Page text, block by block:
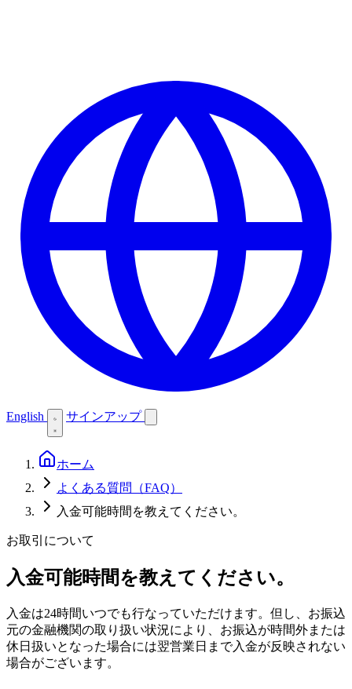
English サインアップ
ホーム
よくある質問（FAQ）
入金可能時間を教えてください。
お取引について
入金可能時間を教えてください。
入金は24時間いつでも行なっていただけます。但し、お振込
元の金融機関の取り扱い状況により、お振込が時間外または
休日扱いとなった場合には翌営業日まで入金が反映されない
場合がございます。